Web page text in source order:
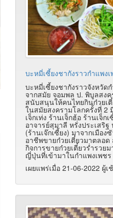
บะหมี่เซี้ยงชากังราวกำแพง
บะหมี่เซี้ยงชากังราวจังหวั
จากสมัย จอมพล ป. พิบูลสงค
สนับสนุนให้คนไทยกินก๋วยเ
ในสมัยสงครามโลกครั้งที่ 2
เจ็กเท่ง ร้านเจ็กฮ้อ ร้านเจ็ก
อาจารย์สุมาลี หรั่งประเสริฐ
(ร้านเจ๊กเซี้ยง) มาจากเมือง
อาชีพขายก๋วยเตี๋ยวมาตลอ
กิจการขายก๋วยเตี๋ยวร่ำรวย
ญี่ปุ่นที่เข้ามาในกำแพงเพชร
เผยแพร่เมื่อ 21-06-2022 ผู้